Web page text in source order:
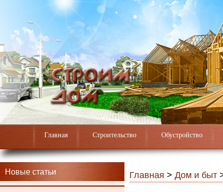
Главная Строительство Обустройство
Новые статьи Главная > Дом и быт